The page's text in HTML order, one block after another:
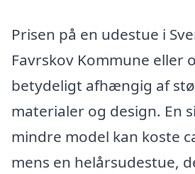
Prisen på en udestue i
Favrskov Kommune eller
betydeligt afhængig af
materialer og design. En
mindre model kan koste
mens en helårsudestue,